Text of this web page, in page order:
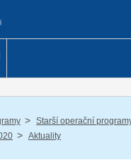
/ Starší operační
/ Aktuality